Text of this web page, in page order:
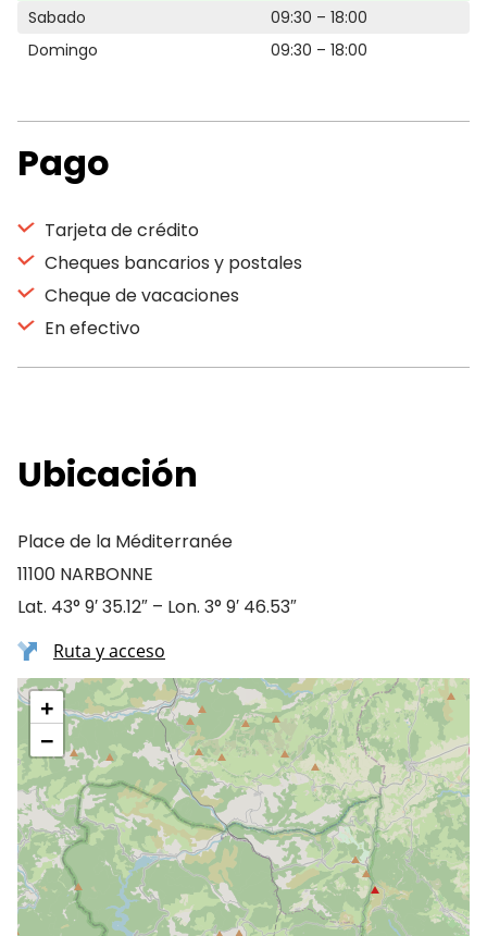
Sabado
09:30 – 18:00
Domingo
09:30 – 18:00
Pago
Tarjeta de crédito
Cheques bancarios y postales
Cheque de vacaciones
En efectivo
Ubicación
Place de la Méditerranée
11100 NARBONNE
Lat. 43° 9′ 35.12″ – Lon. 3° 9′ 46.53″
Ruta y acceso
+
−